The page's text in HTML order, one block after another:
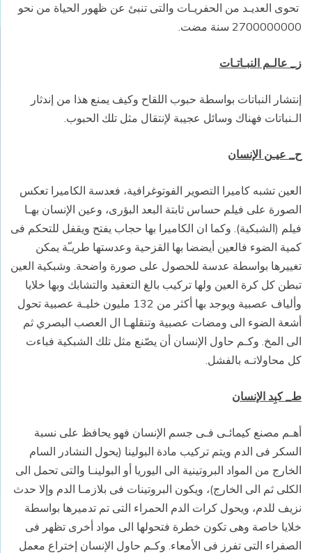
تحوى العديـد من الحفريـات والتى تنبئ عن ظهور الحياة من نحو
2700000000 سنة مضت.
ز_ عالـم النبـاتـات
إنتشار النباتات بواسطة حبوب اللقاح وكيف يمنع هذا من إندثار
الـنباتات فهناك وسائل عجيبة لإنتقال مثل تلك الحبوب.
ح_ عيـن الإنسان
العين تشبه كاميرا التصوير الفوتوغرافية، فعدسة الكاميرا تعكس
الصورة على فيلم حساس ثابتة البعد البؤرى، وعين الإنسان بهـا
فيلم (الشبكية). وكما ان الكاميرا بها حجاب يفتح ويقفل للتحكم فى
كمية الضوء فالعين أيضضا بها القزحية وعدستها طريـّة يمكن
تغييرها بواسطة عدسة للحصول على صورة واضحة. وشبكية العين
تبطن كل كرة العين ولها تركيب بالغ التعقيد والتشابك وبها خلايا
وألياف عصبية ويوجد بها أكثر من 132 مليون خليـة عصبية تحول
أشعة الضوء الى ومضات عصبية وتنقلهـا ال العصب البصري ثم
الى المخ. وكـم حاول الإنسان أن يصّنع مثل تلك الشبكية فباءت
كل محاولاتـه بالفشل.
ط_ كبِد الإنسان
أهـم مصنع كيمائـى فـى جسم الإنسان فهو يحافظ على نسبة
السكر فى الدم ويتم تركيب مادة البولينا (يحول النشادر السام
الخارج من المواد البروتينية الى اليوريا أو البولينـا والتى تحمل الى
الكلى ثم الى الخارج)، ويكون البروتينات فى بلازمـا الدم وإلا حدث
نزيف للدم، ويحول كرات الدم الحمراء التى تم تدميرها بواسطة
خلايا خاصة وهى تكون خطرة فتحولها الى مواد أخرى تظهر فى
الصفراء التى تفرز فى الأمعاء. وكـم حاول الإنسان إختراع معمل